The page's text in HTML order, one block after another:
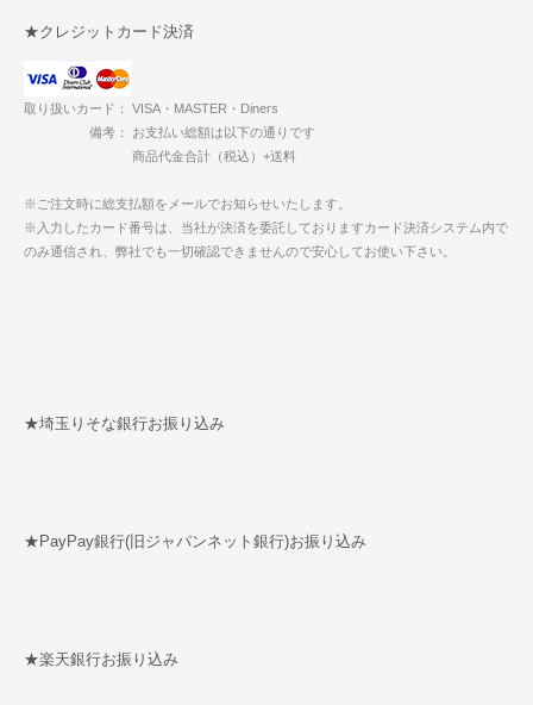
★クレジットカード決済
取り扱いカード： VISA・MASTER・Diners
備考： お支払い総額は以下の通りです
商品代金合計（税込）+送料
※ご注文時に総支払額をメールでお知らせいたします。
※入力したカード番号は、当社が決済を委託しておりますカード決済システム内で
のみ通信され、弊社でも一切確認できませんので安心してお使い下さい。
★埼玉りそな銀行お振り込み
★PayPay銀行(旧ジャパンネット銀行)お振り込み
★楽天銀行お振り込み